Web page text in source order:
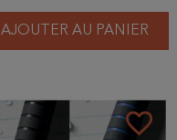
AJOUTER AU PANIER
favorite_border